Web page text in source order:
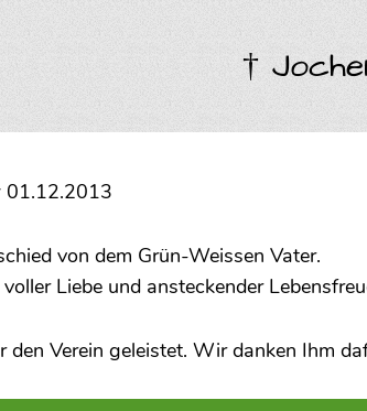
†
01.12.2013
von dem Grün-Weissen Vater.
Liebe und ansteckender
den Verein geleistet. Wir danken Ihm